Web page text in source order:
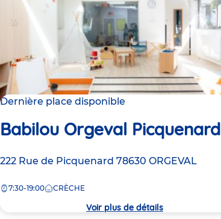
Dernière place disponible
Babilou Orgeval Picquenard
Adresse
la
222 Rue de Picquenard 78630 ORGEVAL
7:30-19:00 CRÈCHE
Voir plus de détails